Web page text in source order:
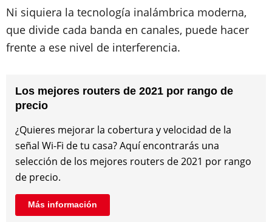
Ni siquiera la tecnología inalámbrica moderna,
que divide cada banda en canales, puede hacer
frente a ese nivel de interferencia.
Los mejores routers de 2021 por rango de
precio
¿Quieres mejorar la cobertura y velocidad de la
señal Wi-Fi de tu casa? Aquí encontrarás una
selección de los mejores routers de 2021 por rango
de precio.
Más información